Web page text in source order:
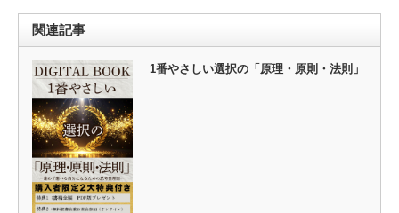
関連記事
1番やさしい選択の「原理・原則・法則」